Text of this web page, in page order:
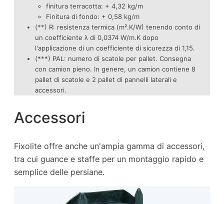
finitura terracotta: + 4,32 kg/m
Finitura di fondo: + 0,58 kg/m
(**) R: resistenza termica (m².K/W) tenendo conto di
un coefficiente λ di 0,0374 W/m.K dopo
l'applicazione di un coefficiente di sicurezza di 1,15.
(***) PAL: numero di scatole per pallet. Consegna
con camion pieno. In genere, un camion contiene 8
pallet di scatole e 2 pallet di pannelli laterali e
accessori.
Accessori
Fixolite offre anche un'ampia gamma di accessori,
tra cui guance e staffe per un montaggio rapido e
semplice delle persiane.